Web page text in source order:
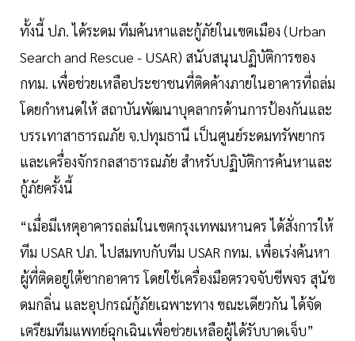
ทั้งนี้ ปภ. ได้ระดม ทีมค้นหาและกู้ภัยในเขตเมือง (Urban
Search and Rescue - USAR) สนับสนุนปฏิบัติการของ
กทม. เพื่อช่วยเหลือประชาชนที่ติดค้างภายในอาคารที่ถล่ม
โดยกำหนดให้ สถาบันพัฒนาบุคลากรด้านการป้องกันและ
บรรเทาสาธารณภัย จ.ปทุมธานี เป็นศูนย์ระดมทรัพยากร
และเครื่องจักรกลสาธารณภัย สำหรับปฏิบัติการค้นหาและ
กู้ภัยครั้งนี้
“เมื่อมีเหตุอาคารถล่มในเขตกรุงเทพมหานคร ได้สั่งการให้
ทีม USAR ปภ. ไปสมทบกับทีม USAR กทม. เพื่อเร่งค้นหา
ผู้ที่ติดอยู่ใต้ซากอาคาร โดยใช้เครื่องมือตรวจจับชีพจร สุนัข
ดมกลิ่น และอุปกรณ์กู้ภัยเฉพาะทาง ขณะเดียวกัน ได้จัด
เตรียมทีมแพทย์ฉุกเฉินเพื่อช่วยเหลือผู้ได้รับบาดเจ็บ”